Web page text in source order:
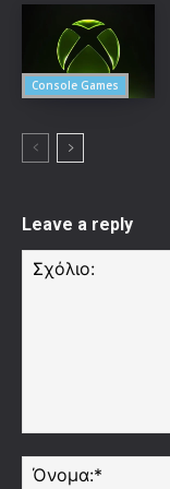
Console Games
Leave a reply